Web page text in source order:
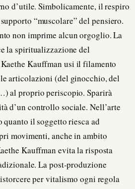
d’utile. Simbolicamente, il respiro
“muscolare” del pensiero.
non imprime alcun orgoglio. La
la spiritualizzazione del
Kauffman usi il filamento
articolazioni (del ginocchio, del
al proprio periscopio. Sparirà
d’un controllo sociale. Nell’arte
il soggetto riesca ad
movimenti, anche in ambito
Kauffman evita la risposta
La post-produzione
per vitalismo ogni regola